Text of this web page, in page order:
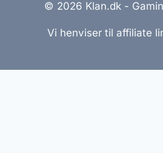
© 2026 Klan.dk -
Vi henviser til affiliate